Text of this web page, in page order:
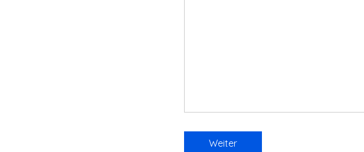
Weiter